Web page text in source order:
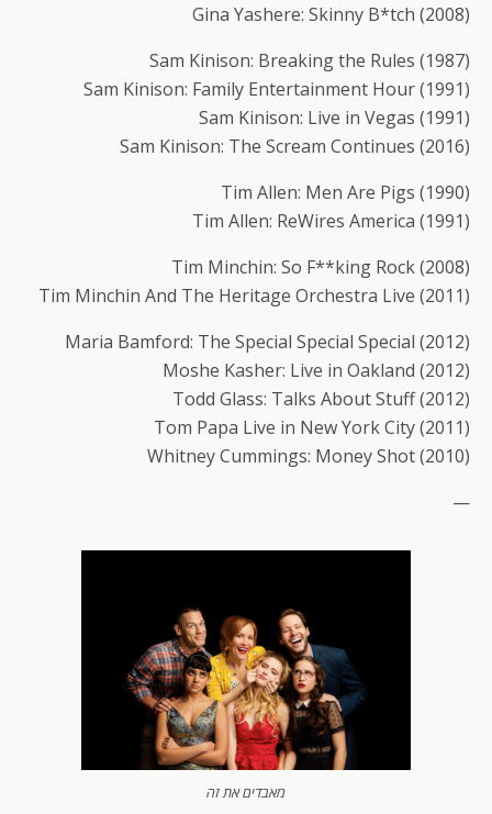
Gina Yashere: Skinny B*tch (2008)
Sam Kinison: Breaking the Rules (1987)
Sam Kinison: Family Entertainment Hour (1991)
Sam Kinison: Live in Vegas (1991)
Sam Kinison: The Scream Continues (2016)
Tim Allen: Men Are Pigs (1990)
Tim Allen: ReWires America (1991)
Tim Minchin: So F**king Rock (2008)
Tim Minchin And The Heritage Orchestra Live (2011)
Maria Bamford: The Special Special Special (2012)
Moshe Kasher: Live in Oakland (2012)
Todd Glass: Talks About Stuff (2012)
Tom Papa Live in New York City (2011)
Whitney Cummings: Money Shot (2010)
—
מאבדים את זה